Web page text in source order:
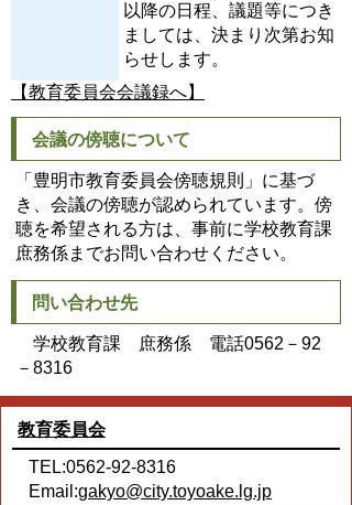
以降の日程、議題等につき
ましては、決まり次第お知
らせします。
【教育委員会会議録へ】
会議の傍聴について
「豊明市教育委員会傍聴規則」に基づ
き、会議の傍聴が認められています。傍
聴を希望される方は、事前に学校教育課
庶務係までお問い合わせください。
問い合わせ先
学校教育課 庶務係 電話0562－92
－8316
教育委員会
TEL:0562-92-8316
Email:gakyo@city.toyoake.lg.jp